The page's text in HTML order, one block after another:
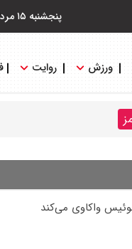
پنجشنبه ۱۵ مرداد ۱۴۰۵
ورزش روایت
واکاوی می‌کند